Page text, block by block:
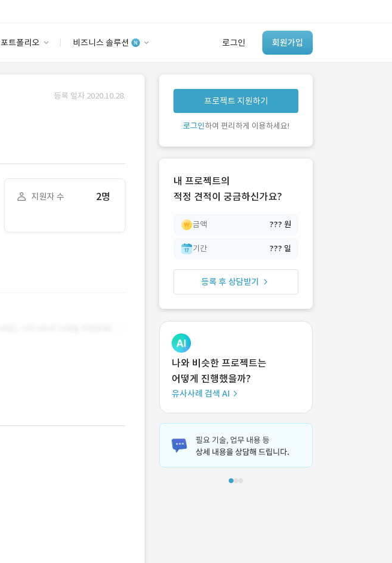
포트폴리오 비즈니스 솔루션 로그인 회원가입
안심 코드 케어
유사사례 검색 AI
‘이런 거’ 만들어본
개발 회사 있어?
등록 일자 2020.10.28.
지원자 수 2명
프로젝트 지원하기
로그인하여 편리하게 이용하세요!
내 프로젝트의
적정 견적이 궁금하신가요?
금액 ??? 원
기간 ??? 일
등록 후 상담받기
나와 비슷한 프로젝트는
어떻게 진행했을까?
유사사례 검색 AI